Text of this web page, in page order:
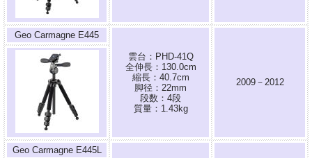
Geo Carmagne E445
雲台：PHD-41Q
全伸長：130.0cm
縮長：40.7cm
脚径：22mm
段数：4段
質量：1.43kg
2009－2012
Geo Carmagne E445L